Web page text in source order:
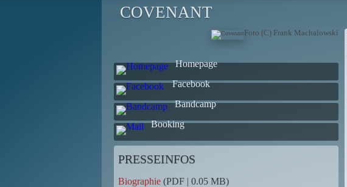
COVENANT
Foto (C) Frank Machalowski
Homepage
Facebook
Bandcamp
Booking
PRESSEINFOS
Biographie (PDF | 0.05 MB)